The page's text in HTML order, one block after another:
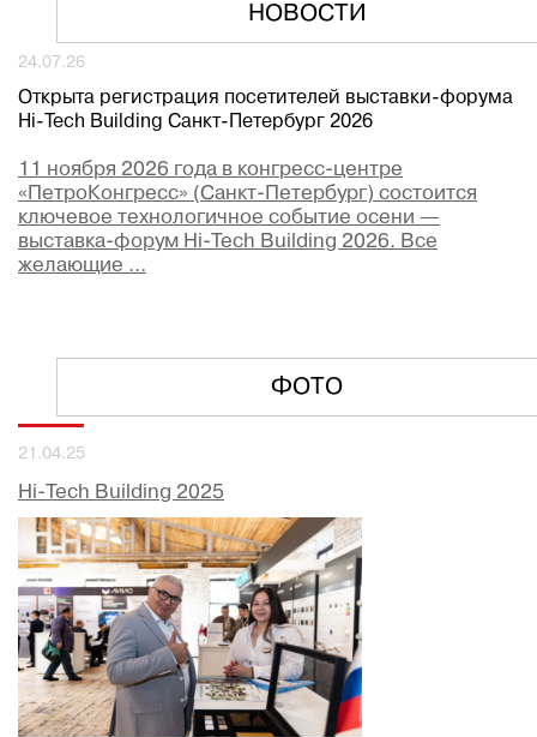
НОВОСТИ
24.07.26
Открыта регистрация посетителей выставки-форума
Hi-Tech Building Санкт-Петербург 2026
11 ноября 2026 года в конгресс-центре
«ПетроКонгресс» (Санкт-Петербург) состоится
ключевое технологичное событие осени —
выставка-форум Hi-Tech Building 2026. Все
желающие ...
ФОТО
21.04.25
Hi-Tech Building 2025